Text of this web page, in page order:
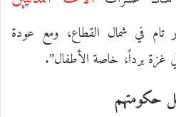
في شمال القطاع، ومع عودة
غزة برداً، خاصة الأطفال”.
حكومتهم